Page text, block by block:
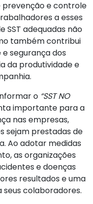
e controle
a esses
SST adequadas não
também contribui
segurança dos
da produtividade e
o “SST NO
importante para a
nas empresas,
sejam prestadas de
Ao adotar medidas
as organizações
e doenças
resultados e uma
seus colaboradores.